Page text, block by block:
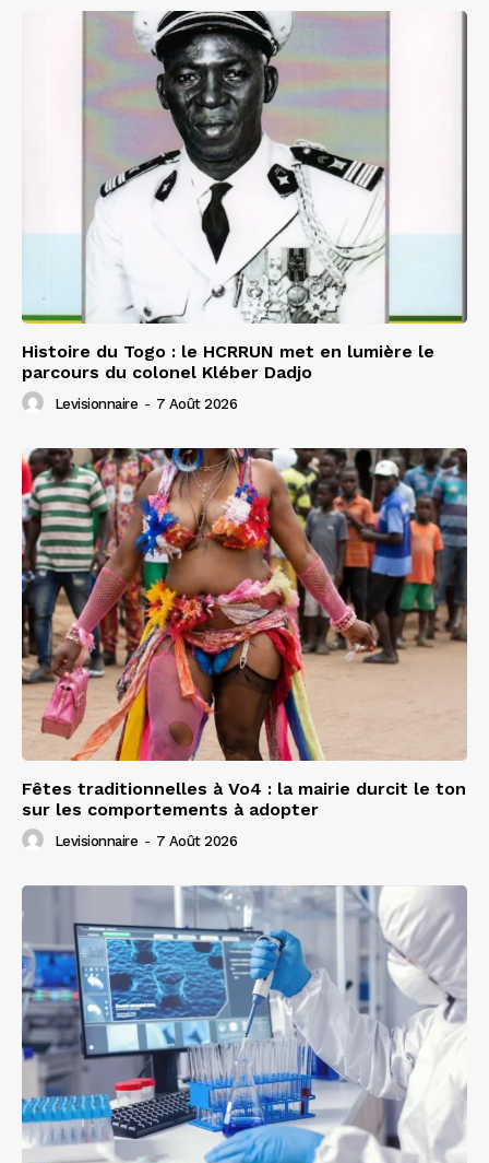
Histoire du Togo : le HCRRUN met en lumière le
parcours du colonel Kléber Dadjo
Levisionnaire - 7 Août 2026
Fêtes traditionnelles à Vo4 : la mairie durcit le ton
sur les comportements à adopter
Levisionnaire - 7 Août 2026